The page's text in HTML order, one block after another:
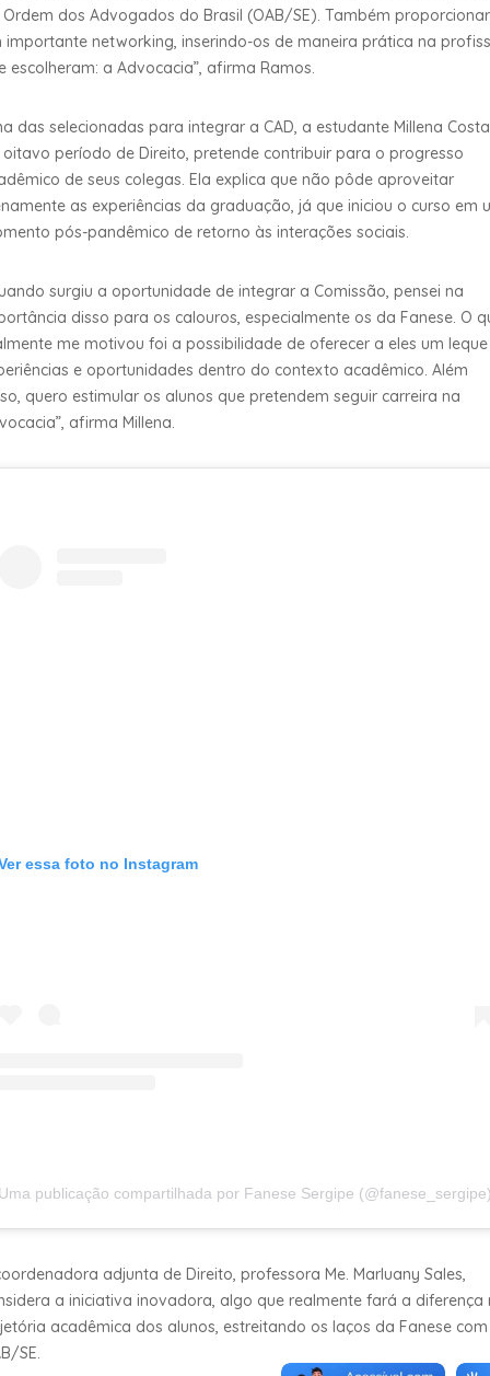
dos Advogados do Brasil (OAB/SE). Também
importante networking, inserindo-os de maneira prática na
escolheram: a Advocacia”, afirma Ramos.
das selecionadas para integrar a CAD, a estudante Millena
período de Direito, pretende contribuir para o progresso
de seus colegas. Ela explica que não pôde aproveitar
as experiências da graduação, já que iniciou o curso em
pós-pandêmico de retorno às interações sociais.
surgiu a oportunidade de integrar a Comissão, pensei na
disso para os calouros, especialmente os da Fanese. O
me motivou foi a possibilidade de oferecer a eles um
e oportunidades dentro do contexto acadêmico. Além
quero estimular os alunos que pretendem seguir carreira na
afirma Millena.
essa foto no Instagram
publicação compartilhada por Fanese Sergipe
adjunta de Direito, professora Me. Marluany Sales,
a iniciativa inovadora, algo que realmente fará a diferença
acadêmica dos alunos, estreitando os laços da Fanese
SE.